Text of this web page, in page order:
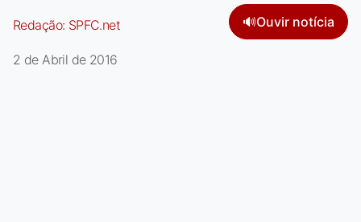
Redação: SPFC.net 🔊Ouvir notícia
2 de Abril de 2016